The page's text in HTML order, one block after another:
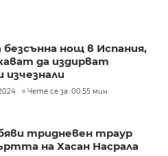
безсънна нощ в Испания,
да издирват
Чете се за: 00:55 мин.
тридневен траур
на Хасан Насрала